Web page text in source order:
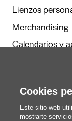
Lienzos
Merchandising
Calendarios y
Cookies
Este sitio web
mostrarte